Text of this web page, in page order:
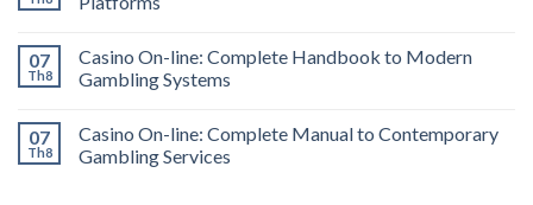
07
Th8
Casino On-line: Complete Handbook to Modern
Gambling Systems
07
Th8
Casino On-line: Complete Manual to Contemporary
Gambling Services